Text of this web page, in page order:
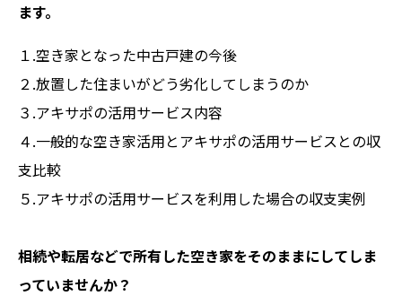
ます。
１.空き家となった中古戸建の今後
２.放置した住まいがどう劣化してしまうのか
３.アキサポの活用サービス内容
４.一般的な空き家活用とアキサポの活用サービスとの収
支比較
５.アキサポの活用サービスを利用した場合の収支実例
相続や転居などで所有した空き家をそのままにしてしま
っていませんか？